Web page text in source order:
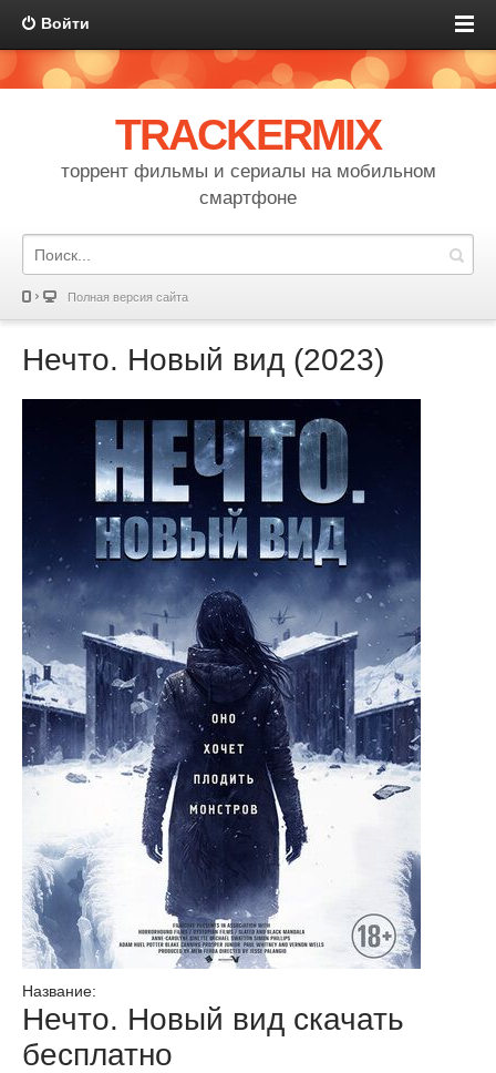
Войти
TRACKERMIX
торрент фильмы и сериалы на мобильном
смартфоне
Полная версия сайта
Нечто. Новый вид (2023)
Название:
Нечто. Новый вид скачать
бесплатно